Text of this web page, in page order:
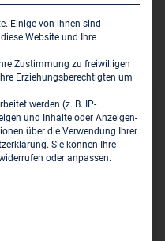
Gesundheitswesen,
Sektor,
& Co. KG
Einige von ihnen sind
Website und Ihre
Zustimmung zu freiwilligen
Erziehungsberechtigten um
werden (z. B. IP-
und Inhalte oder Anzeigen-
über die Verwendung Ihrer
. Sie können Ihre
oder anpassen.
Gruppen, für die eine